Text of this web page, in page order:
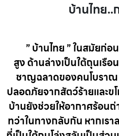
บ้านไทย
” บ้านไทย ” ในสมัยก่อ
สูง ด้านล่างเป็นใต้ถุนเ
ชาญฉลาดของคนโบราณ
ปลอดภัยจากสัตว์ร้ายและข
บ้านยังช่วยให้อากาศร้อนถ่
ทว่าในทางกลับกัน หากเร